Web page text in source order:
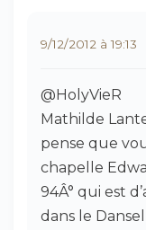
9/12/2012 à 19:13
@HolyVieR
Mathilde
pense que
chapelle
94Â° qui est
dans le